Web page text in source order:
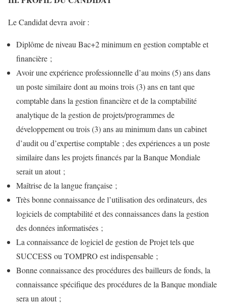
Le Candidat devra avoir :
Diplôme de niveau Bac+2 minimum en gestion comptable et
financière ;
Avoir une expérience professionnelle d’au moins (5) ans dans
un poste similaire dont au moins trois (3) ans en tant que
comptable dans la gestion financière et de la comptabilité
analytique de la gestion de projets/programmes de
développement ou trois (3) ans au minimum dans un cabinet
d’audit ou d’expertise comptable ; des expériences a un poste
similaire dans les projets financés par la Banque Mondiale
serait un atout ;
Maîtrise de la langue française ;
Très bonne connaissance de l’utilisation des ordinateurs, des
logiciels de comptabilité et des connaissances dans la gestion
des données informatisées ;
La connaissance de logiciel de gestion de Projet tels que
SUCCESS ou TOMPRO est indispensable ;
Bonne connaissance des procédures des bailleurs de fonds, la
connaissance spécifique des procédures de la Banque mondiale
sera un atout ;